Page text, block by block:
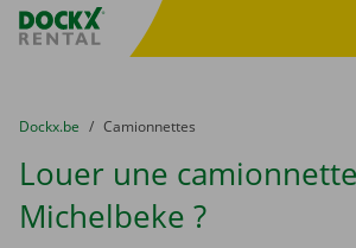
sitename
You are here:
du
Dockx.be to
Camionnettes
Louer une
Michelbeke ?